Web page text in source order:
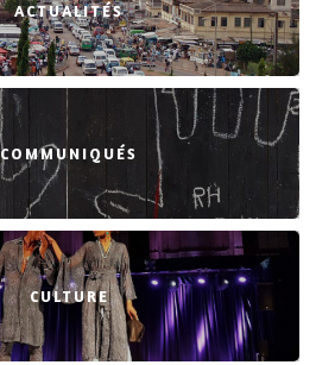
ACTUALITÉS
COMMUNIQUÉS
CULTURE